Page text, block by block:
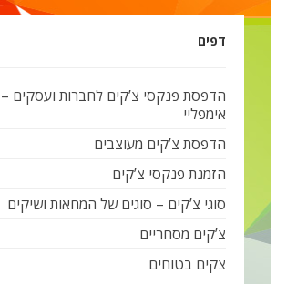
דפים
הדפסת פנקסי צ’קים לחברות ועסקים –
אימפליי
הדפסת צ’קים מעוצבים
הזמנת פנקסי צ’קים
סוגי צ’קים – סוגים של המחאות ושיקים
צ’קים מסחריים
צקים בטוחים